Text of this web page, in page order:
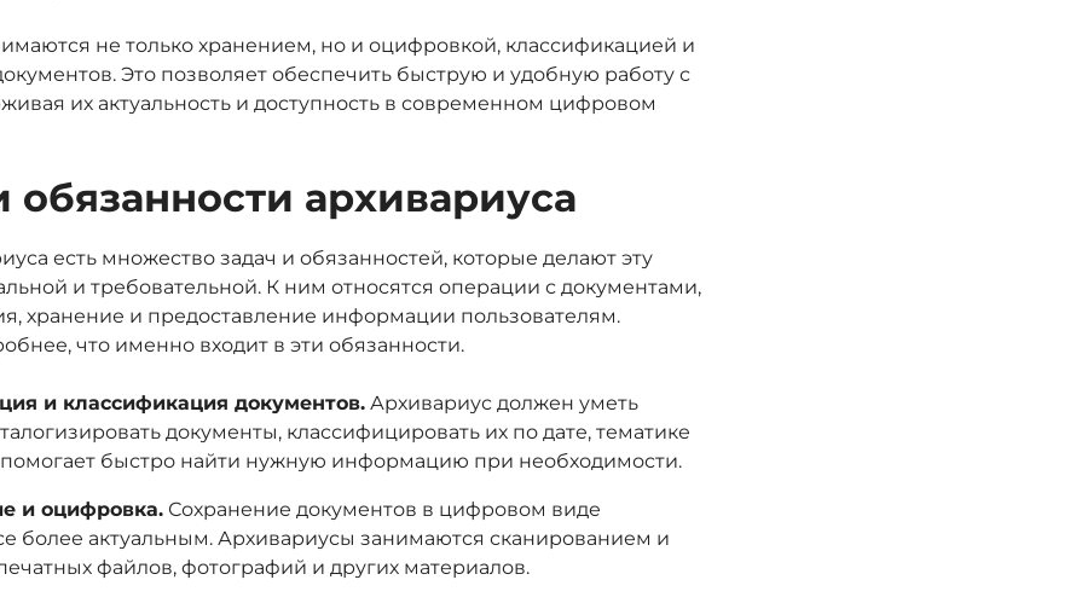
не только хранением, но и оцифровкой, классификацией и
Это позволяет обеспечить быструю и удобную работу с
их актуальность и доступность в современном цифровом
обязанности архивариуса
есть множество задач и обязанностей, которые делают эту
и требовательной. К ним относятся операции с документами,
хранение и предоставление информации пользователям.
что именно входит в эти обязанности.
и классификация документов. Архивариус должен уметь
документы, классифицировать их по дате, тематике
помогает быстро найти нужную информацию при необходимости.
и оцифровка. Сохранение документов в цифровом виде
более актуальным. Архивариусы занимаются сканированием и
файлов, фотографий и других материалов.